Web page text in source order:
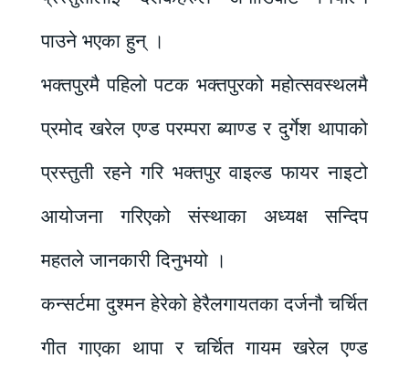
पाउने भएका हुन् ।
भक्तपुरमै पहिलो पटक भक्तपुरको महोत्सवस्थलमै
प्रमोद खरेल एण्ड परम्परा ब्याण्ड र दुर्गेश थापाको
प्रस्तुती रहने गरि भक्तपुर वाइल्ड फायर नाइटो
आयोजना गरिएको संस्थाका अध्यक्ष सन्दिप
महतले जानकारी दिनुभयो ।
कन्सर्टमा दुश्मन हेरेको हेरैलगायतका दर्जनौ चर्चित
गीत गाएका थापा र चर्चित गायम खरेल एण्ड